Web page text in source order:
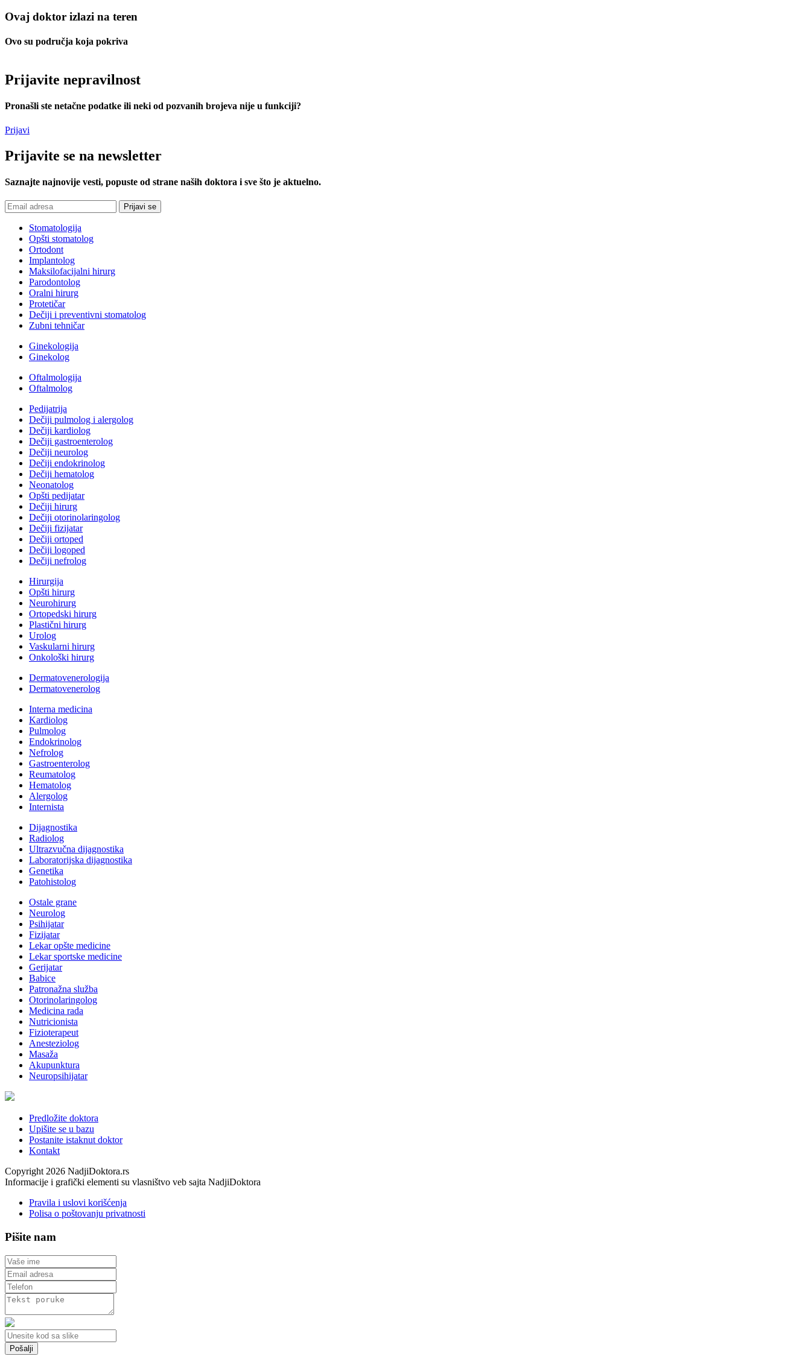
Ovaj doktor izlazi na teren
Ovo su područja koja pokriva
Prijavite nepravilnost
Pronašli ste netačne podatke ili neki od pozvanih brojeva nije u funkciji?
Prijavi
Prijavite se na newsletter
Saznajte najnovije vesti, popuste od strane naših doktora i sve što je aktuelno.
Stomatologija
Opšti stomatolog
Ortodont
Implantolog
Maksilofacijalni hirurg
Parodontolog
Oralni hirurg
Protetičar
Dečiji i preventivni stomatolog
Zubni tehničar
Ginekologija
Ginekolog
Oftalmologija
Oftalmolog
Pedijatrija
Dečiji pulmolog i alergolog
Dečiji kardiolog
Dečiji gastroenterolog
Dečiji neurolog
Dečiji endokrinolog
Dečiji hematolog
Neonatolog
Opšti pedijatar
Dečiji hirurg
Dečiji otorinolaringolog
Dečiji fizijatar
Dečiji ortoped
Dečiji logoped
Dečiji nefrolog
Hirurgija
Opšti hirurg
Neurohirurg
Ortopedski hirurg
Plastični hirurg
Urolog
Vaskularni hirurg
Onkološki hirurg
Dermatovenerologija
Dermatovenerolog
Interna medicina
Kardiolog
Pulmolog
Endokrinolog
Nefrolog
Gastroenterolog
Reumatolog
Hematolog
Alergolog
Internista
Dijagnostika
Radiolog
Ultrazvučna dijagnostika
Laboratorijska dijagnostika
Genetika
Patohistolog
Ostale grane
Neurolog
Psihijatar
Fizijatar
Lekar opšte medicine
Lekar sportske medicine
Gerijatar
Babice
Patronažna služba
Otorinolaringolog
Medicina rada
Nutricionista
Fizioterapeut
Anesteziolog
Masaža
Akupunktura
Neuropsihijatar
Predložite doktora
Upišite se u bazu
Postanite istaknut doktor
Kontakt
Copyright 2026 NadjiDoktora.rs
Informacije i grafički elementi su vlasništvo veb sajta NadjiDoktora
Pravila i uslovi korišćenja
Polisa o poštovanju privatnosti
Pišite nam